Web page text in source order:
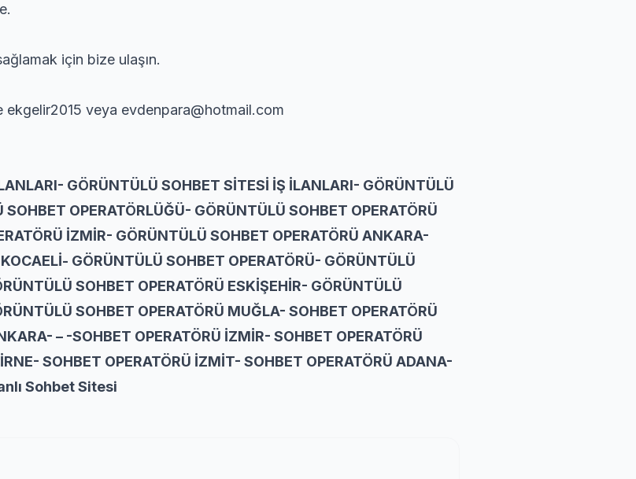
için bize ulaşın.
veya evdenpara@hotmail.com
GÖRÜNTÜLÜ SOHBET SİTESİ İŞ İLANLARI- GÖRÜNTÜLÜ
OPERATÖRLÜĞÜ- GÖRÜNTÜLÜ SOHBET OPERATÖRÜ
İZMİR- GÖRÜNTÜLÜ SOHBET OPERATÖRÜ ANKARA-
GÖRÜNTÜLÜ SOHBET OPERATÖRÜ- GÖRÜNTÜLÜ
SOHBET OPERATÖRÜ ESKİŞEHİR- GÖRÜNTÜLÜ
SOHBET OPERATÖRÜ MUĞLA- SOHBET OPERATÖRÜ
– -SOHBET OPERATÖRÜ İZMİR- SOHBET OPERATÖRÜ
SOHBET OPERATÖRÜ İZMİT- SOHBET OPERATÖRÜ ADANA-
Sohbet Sitesi